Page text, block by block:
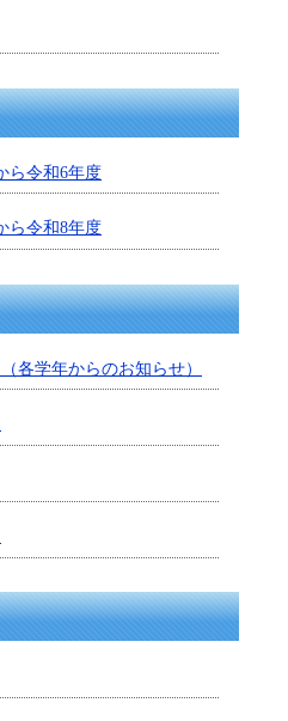
ら令和6年度
ら令和8年度
各学年からのお知らせ）